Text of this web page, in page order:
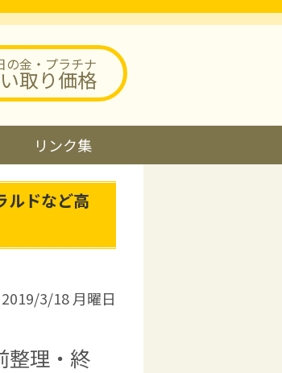
の金・プラチナ
取り価格
リンク集
ルドなど高
2019/3/18 月曜日
整理・終